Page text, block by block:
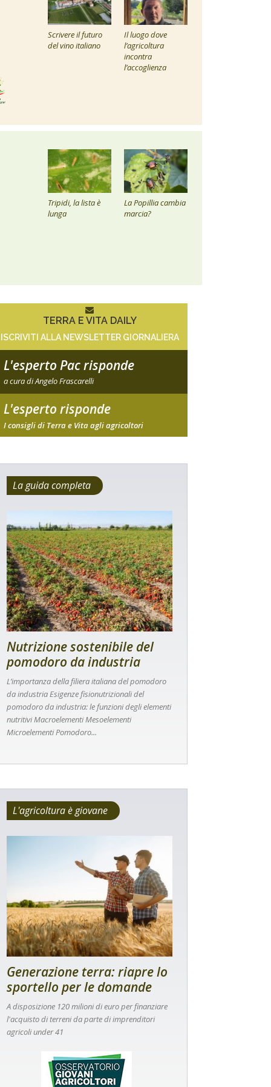
Scrivere il futuro
del vino italiano
Il luogo dove
l’agricoltura
incontra
l’accoglienza
Tripidi, la lista è
lunga
La Popillia cambia
marcia?
TERRA E VITA DAILY
ISCRIVITI ALLA NEWSLETTER GIORNALIERA
L'esperto Pac risponde
a cura di Angelo Frascarelli
L'esperto risponde
I consigli di Terra e Vita agli agricoltori
La guida completa
Nutrizione sostenibile del
pomodoro da industria
L’importanza della filiera italiana del pomodoro
da industria Esigenze fisionutrizionali del
pomodoro da industria: le funzioni degli elementi
nutritivi Macroelementi Mesoelementi
Microelementi Pomodoro...
L'agricoltura è giovane
Generazione terra: riapre lo
sportello per le domande
A disposizione 120 milioni di euro per finanziare
l'acquisto di terreni da parte di imprenditori
agricoli under 41